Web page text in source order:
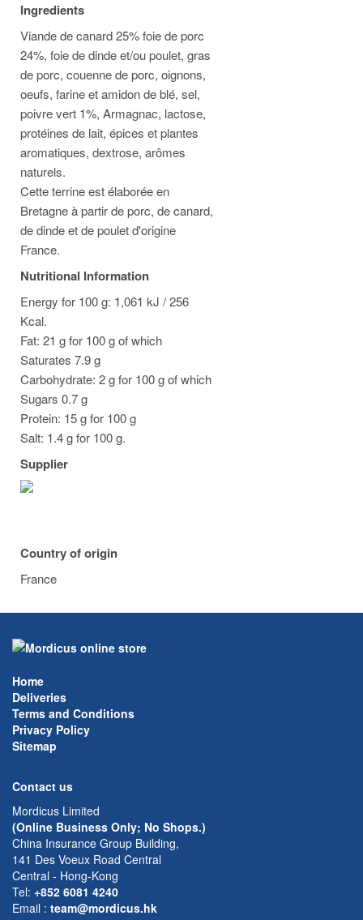
Ingredients
Viande de canard 25% foie de porc
24%, foie de dinde et/ou poulet, gras
de porc, couenne de porc, oignons,
oeufs, farine et amidon de blé, sel,
poivre vert 1%, Armagnac, lactose,
protéines de lait, épices et plantes
aromatiques, dextrose, arômes
naturels.
Cette terrine est élaborée en
Bretagne à partir de porc, de canard,
de dinde et de poulet d'origine
France.
Nutritional Information
Energy for 100 g: 1,061 kJ / 256
Kcal.
Fat: 21 g for 100 g of which
Saturates 7.9 g
Carbohydrate: 2 g for 100 g of which
Sugars 0.7 g
Protein: 15 g for 100 g
Salt: 1.4 g for 100 g.
Supplier
Country of origin
France
Home
Deliveries
Terms and Conditions
Privacy Policy
Sitemap
Contact us
Mordicus Limited
(Online Business Only; No Shops.)
China Insurance Group Building,
141 Des Voeux Road Central
Central - Hong-Kong
Tel: +852 6081 4240
Email : team@mordicus.hk